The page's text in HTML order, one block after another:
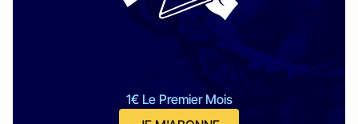
1€ Le Premier Mois